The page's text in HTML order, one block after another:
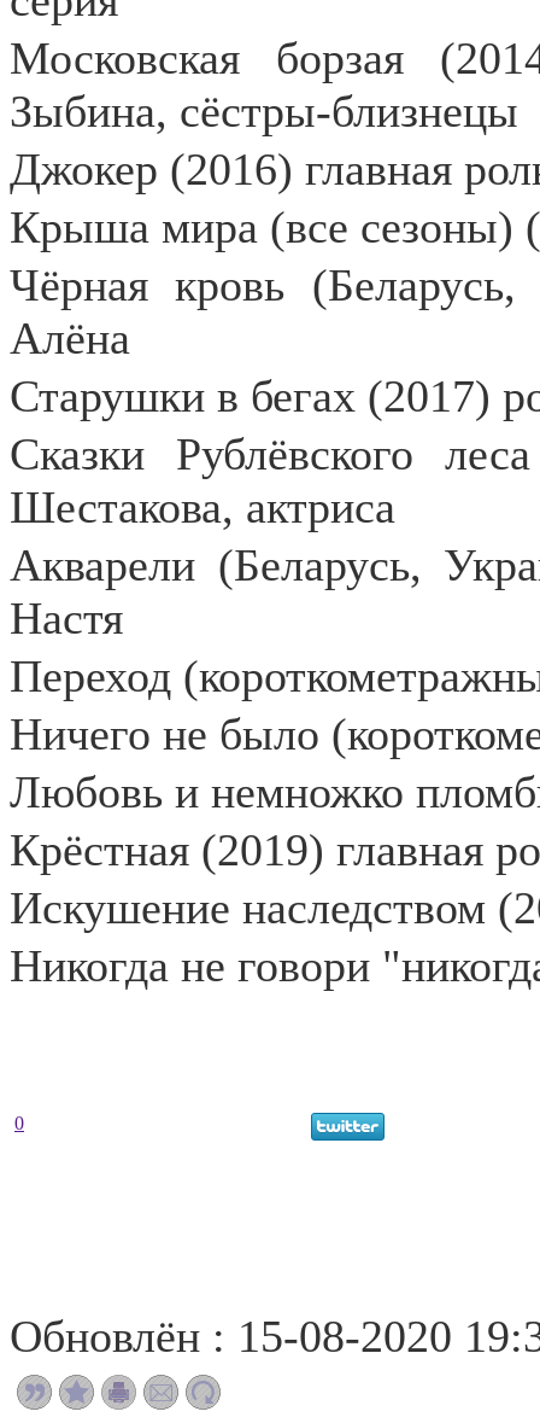
Московская борзая
Зыбина, сёстры-близнецы
Джокер (2016) главная
Крыша мира (все сезоны)
Чёрная кровь
Алёна
Старушки в бегах (2017)
Сказки Рублёвского
Шестакова, актриса
Акварели (Беларусь,
Настя
Переход
Ничего не было
Любовь и немножко
Крёстная (2019) главная
Искушение наследством
Никогда не говори
0
Обновлён : 15-08-2020